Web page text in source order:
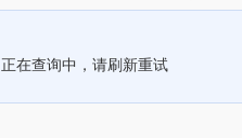
正在查询中，请刷新重试